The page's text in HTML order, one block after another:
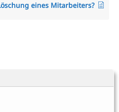
eines Mitarbeiters?